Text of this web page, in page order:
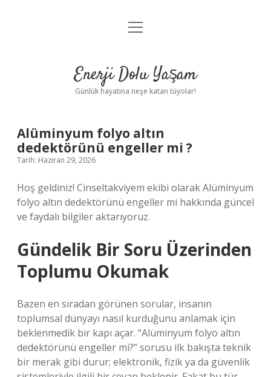
Anasayfa
Yasal Uyarı
menüyü
Enerji Dolu Yaşam
Günlük hayatına neşe katan tüyolar!
Alüminyum folyo altın
dedektörünü engeller mi ?
Tarih: Haziran 29, 2026
Hoş geldiniz! Cinseltakviyem ekibi olarak Alüminyum
folyo altın dedektörünü engeller mi hakkında güncel
ve faydalı bilgiler aktarıyoruz.
Gündelik Bir Soru Üzerinden
Toplumu Okumak
Bazen en sıradan görünen sorular, insanın
toplumsal dünyayı nasıl kurduğunu anlamak için
beklenmedik bir kapı açar. “Alüminyum folyo altın
dedektörünü engeller mi?” sorusu ilk bakışta teknik
bir merak gibi durur; elektronik, fizik ya da güvenlik